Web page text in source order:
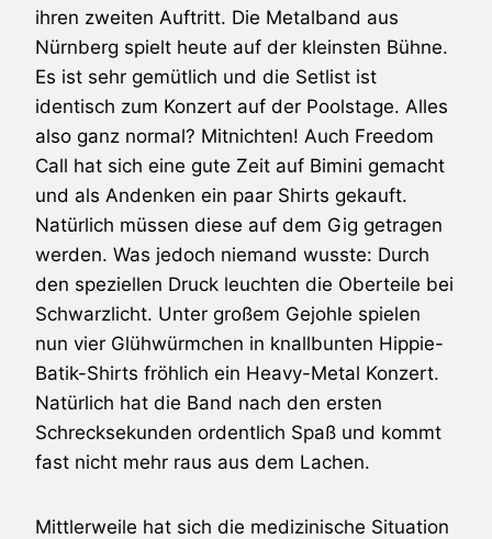
ihren zweiten Auftritt. Die Metalband aus
Nürnberg spielt heute auf der kleinsten Bühne.
Es ist sehr gemütlich und die Setlist ist
identisch zum Konzert auf der Poolstage. Alles
also ganz normal? Mitnichten! Auch Freedom
Call hat sich eine gute Zeit auf Bimini gemacht
und als Andenken ein paar Shirts gekauft.
Natürlich müssen diese auf dem Gig getragen
werden. Was jedoch niemand wusste: Durch
den speziellen Druck leuchten die Oberteile bei
Schwarzlicht. Unter großem Gejohle spielen
nun vier Glühwürmchen in knallbunten Hippie-
Batik-Shirts fröhlich ein Heavy-Metal Konzert.
Natürlich hat die Band nach den ersten
Schrecksekunden ordentlich Spaß und kommt
fast nicht mehr raus aus dem Lachen.
Mittlerweile hat sich die medizinische Situation